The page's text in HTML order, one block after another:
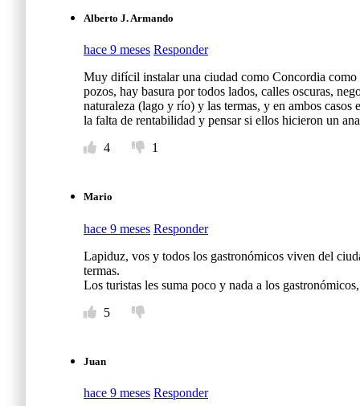
Alberto J. Armando
hace 9 meses Responder
Muy difícil instalar una ciudad como Concordia como
pozos, hay basura por todos lados, calles oscuras,
naturaleza (lago y río) y las termas, y en ambos
la falta de rentabilidad y pensar si ellos hicieron un
4
1
Mario
hace 9 meses Responder
Lapiduz, vos y todos los gastronómicos viven del
termas.
Los turistas les suma poco y nada a los
5
Juan
hace 9 meses Responder